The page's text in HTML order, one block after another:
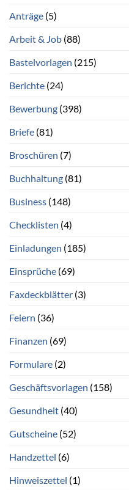
Anträge (5)
Arbeit & Job (88)
Bastelvorlagen (215)
Berichte (24)
Bewerbung (398)
Briefe (81)
Broschüren (7)
Buchhaltung (81)
Business (148)
Checklisten (4)
Einladungen (185)
Einsprüche (69)
Faxdeckblätter (3)
Feiern (36)
Finanzen (69)
Formulare (2)
Geschäftsvorlagen (158)
Gesundheit (40)
Gutscheine (52)
Handzettel (6)
Hinweiszettel (1)